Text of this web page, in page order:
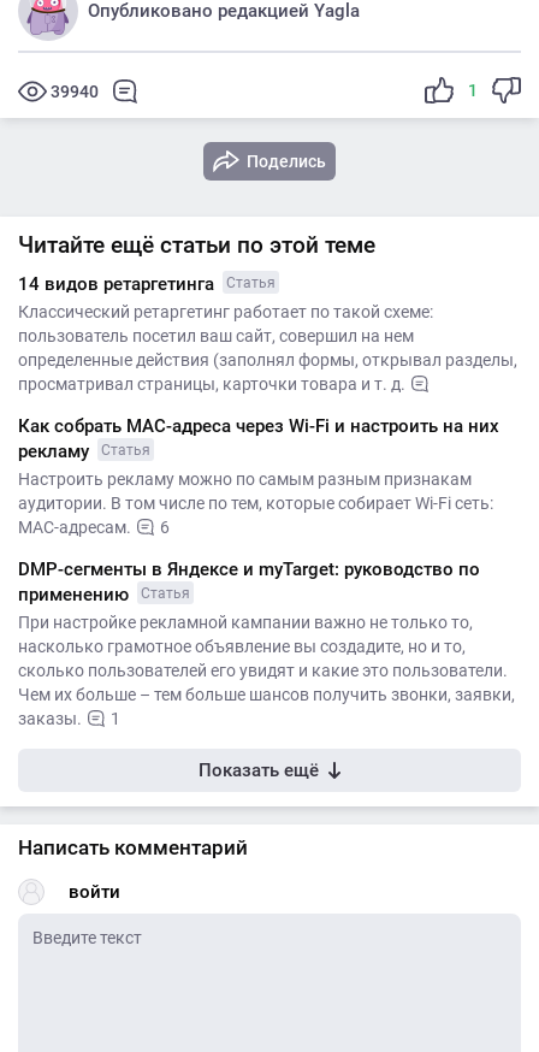
Опубликовано редакцией Yagla
39940 1
Поделись
Читайте ещё статьи по этой теме
14 видов ретаргетинга Статья
Классический ретаргетинг работает по такой схеме:
пользователь посетил ваш сайт, совершил на нем
определенные действия (заполнял формы, открывал разделы,
просматривал страницы, карточки товара и т. д.
Как собрать MAC-адреса через Wi-Fi и настроить на них
рекламу
Статья
Настроить рекламу можно по самым разным признакам
аудитории. В том числе по тем, которые собирает Wi-Fi сеть:
MAC-адресам.
6
DMP-сегменты в Яндексе и myTarget: руководство по
применению
Статья
При настройке рекламной кампании важно не только то,
насколько грамотное объявление вы создадите, но и то,
сколько пользователей его увидят и какие это пользователи.
Чем их больше – тем больше шансов получить звонки, заявки,
заказы.
1
Показать ещё
Написать комментарий
войти